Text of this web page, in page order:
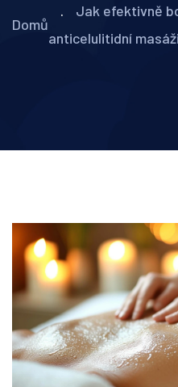
Domů
Jak efektivně
anticelulitidní masáži